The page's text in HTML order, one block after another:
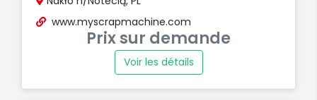
www.myscrapmachine.com
Prix sur demande
Voir les détails